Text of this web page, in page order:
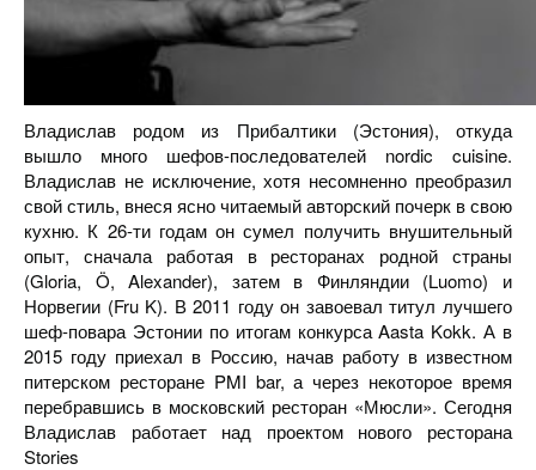
Владислав родом из Прибалтики (Эстония), откуда
вышло много шефов-последователей nordic cuisine.
Владислав не исключение, хотя несомненно преобразил
свой стиль, внеся ясно читаемый авторский почерк в свою
кухню. К 26-ти годам он сумел получить внушительный
опыт, сначала работая в ресторанах родной страны
(Gloria, Ö, Alexander), затем в Финляндии (Luomo) и
Норвегии (Fru K). В 2011 году он завоевал титул лучшего
шеф-повара Эстонии по итогам конкурса Aasta Kokk. А в
2015 году приехал в Россию, начав работу в известном
питерском ресторане PMI bar, а через некоторое время
перебравшись в московский ресторан «Мюсли». Сегодня
Владислав работает над проектом нового ресторана
Stories